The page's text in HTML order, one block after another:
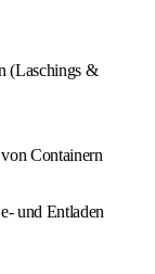
(Laschings &
Containern
und Entladen